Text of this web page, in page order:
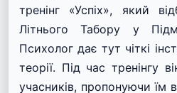
тренінг «Успіх», який
Літнього Табору у
Психолог дає тут чіткі
теорії. Під час тренінгу
учасників, пропонуючи їм